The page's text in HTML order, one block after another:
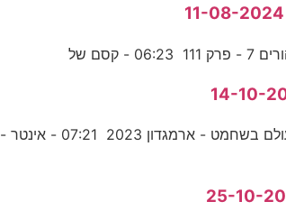
06:00 - אליפות העולם בשחמט - ארמגדון 2023 07:21 - אינטר -